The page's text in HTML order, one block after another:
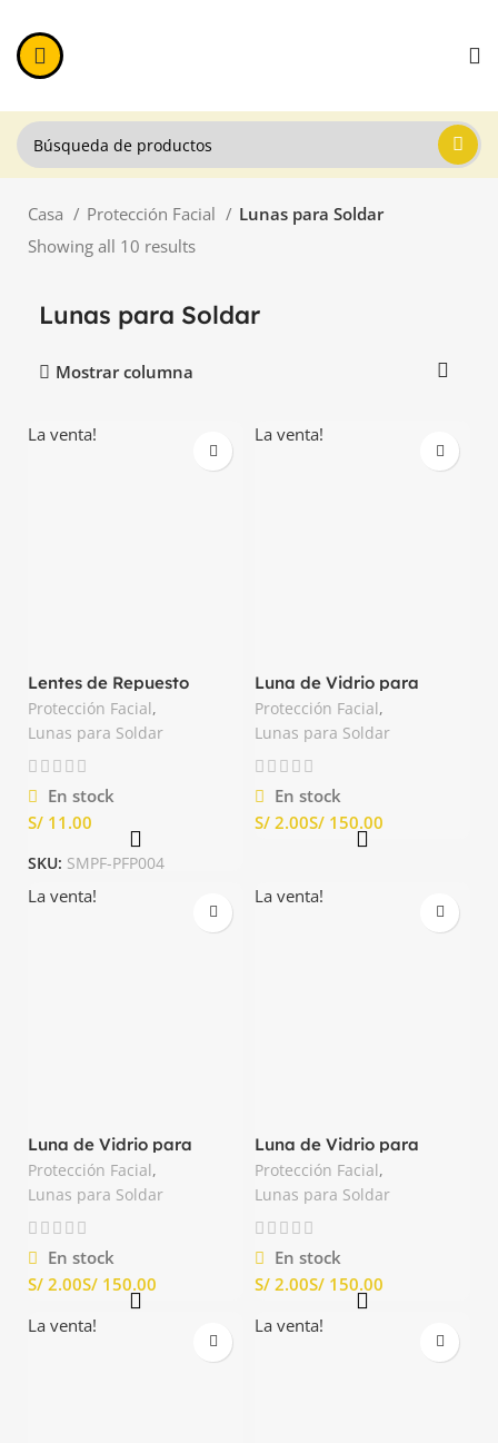
Casa Protección Facial
Lunas para Soldar
Showing all 10 results
Lunas para Soldar
Mostrar columna
La venta!
Lentes de Repuesto
BizWeld Plus PW66
Portwest
Protección Facial,
Lunas para Soldar
En stock
S/
SKU: SMPF-PFP004
La venta!
Luna de Vidrio para
Soldar N°10 Oscuro
Tarwex
Protección Facial,
Lunas para Soldar
En stock
S/
S/
La venta!
Luna de Vidrio para
Soldar N°11 Oscuro
Tarwex
Protección Facial,
Lunas para Soldar
En stock
S/
S/
La venta!
Luna de Vidrio para
Soldar N°12 Oscuro
Tarwex
Protección Facial,
Lunas para Soldar
En stock
S/
S/
La venta!
La venta!